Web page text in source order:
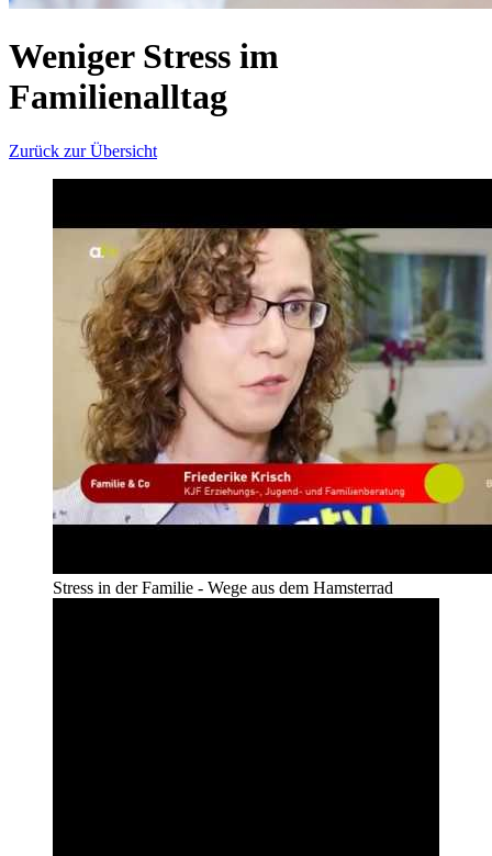
Weniger Stress im
Familienalltag
Zurück zur Übersicht
Stress in der Familie - Wege aus dem Hamsterrad